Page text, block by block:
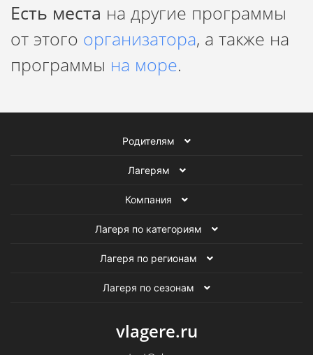
Есть места на другие программы
от этого организатора, а также на
программы на море.
Родителям
Лагерям
Компания
Лагеря по категориям
Лагеря по регионам
Лагеря по сезонам
vlagere.ru